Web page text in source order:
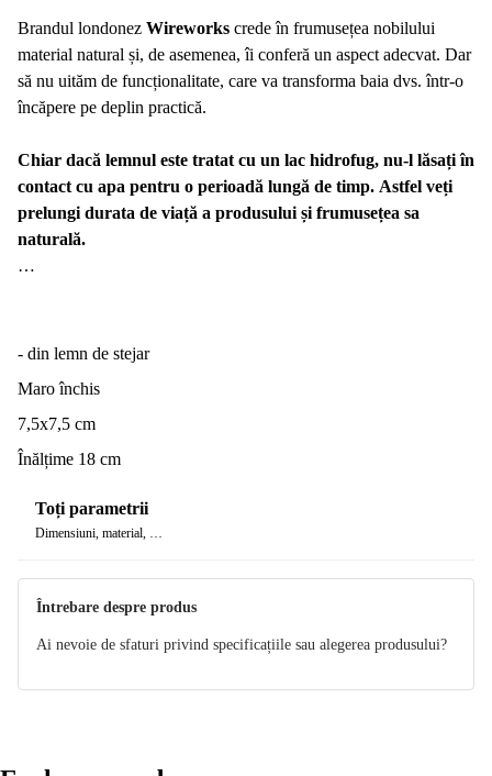
Brandul londonez Wireworks crede în frumusețea nobilului
material natural și, de asemenea, îi conferă un aspect adecvat. Dar
să nu uităm de funcționalitate, care va transforma baia dvs. într-o
încăpere pe deplin practică.
Chiar dacă lemnul este tratat cu un lac hidrofug, nu-l lăsați în
contact cu apa pentru o perioadă lungă de timp. Astfel veți
prelungi durata de viață a produsului și frumusețea sa
naturală.
- din lemn de stejar
Maro închis
7,5x7,5 cm
Înălțime 18 cm
Toți parametrii
Dimensiuni, material, …
Întrebare despre produs
Ai nevoie de sfaturi privind specificațiile sau alegerea produsului?